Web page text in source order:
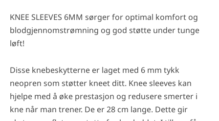
KNEE SLEEVES 6MM sørger for optimal komfort og
blodgjennomstrømning og god støtte under tunge
løft!
Disse knebeskytterne er laget med 6 mm tykk
neopren som støtter kneet ditt. Knee sleeves kan
hjelpe med å øke prestasjon og redusere smerter i
kne når man trener. De er 28 cm lange. Dette gir